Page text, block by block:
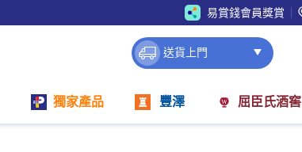
易賞錢會員獎賞
送貨上門
獨家產品 豐澤 屈臣氏酒窖